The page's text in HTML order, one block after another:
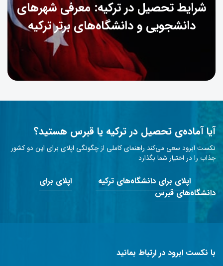
شرایط تحصیل در ترکیه: معرفی شهرهای
دانشجویی و دانشگاه‌های برتر ترکیه
آیا آماده‌ی تحصیل در ترکیه یا قبرس هستید؟
نکست ابرود سعی می‌کند راهنمای کاملی از چگونگی اپلای برای این دو کشور
جذاب را در اختیار شما بگذارد
اپلای برای دانشگاه‌های ترکیه
اپلای برای
دانشگاه‌های قبرس
با نکست ابرود در ارتباط بمانید